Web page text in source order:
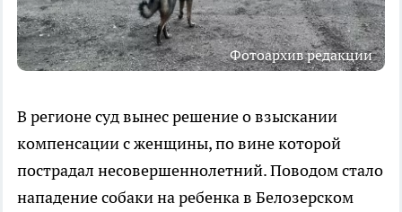
Фотоархив редакции
В регионе суд вынес решение о взыскании
компенсации с женщины, по вине которой
пострадал несовершеннолетний. Поводом стало
нападение собаки на ребенка в Белозерском